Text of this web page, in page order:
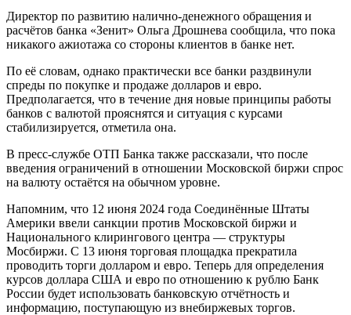
Директор по развитию налично-денежного обращения и
расчётов банка «Зенит» Ольга Дрошнева сообщила, что пока
никакого ажиотажа со стороны клиентов в банке нет.
По её словам, однако практически все банки раздвинули
спреды по покупке и продаже долларов и евро.
Предполагается, что в течение дня новые принципы работы
банков с валютой прояснятся и ситуация с курсами
стабилизируется, отметила она.
В пресс-службе ОТП Банка также рассказали, что после
введения ограничений в отношении Московской биржи спрос
на валюту остаётся на обычном уровне.
Напомним, что 12 июня 2024 года Соединённые Штаты
Америки ввели санкции против Московской биржи и
Национального клирингового центра — структуры
Мосбиржи. С 13 июня торговая площадка прекратила
проводить торги долларом и евро. Теперь для определения
курсов доллара США и евро по отношению к рублю Банк
России будет использовать банковскую отчётность и
информацию, поступающую из внебиржевых торгов.